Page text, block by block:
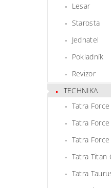
Lesar
Starosta
Jednatel
Pokladník
Revizor
TECHNIKA
Tatra
Tatra
Tatra
Tatra Titan
Tatra